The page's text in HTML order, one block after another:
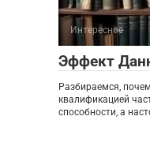
Интересное
Эффект
Разбираемся,
квалификацией
способности, а